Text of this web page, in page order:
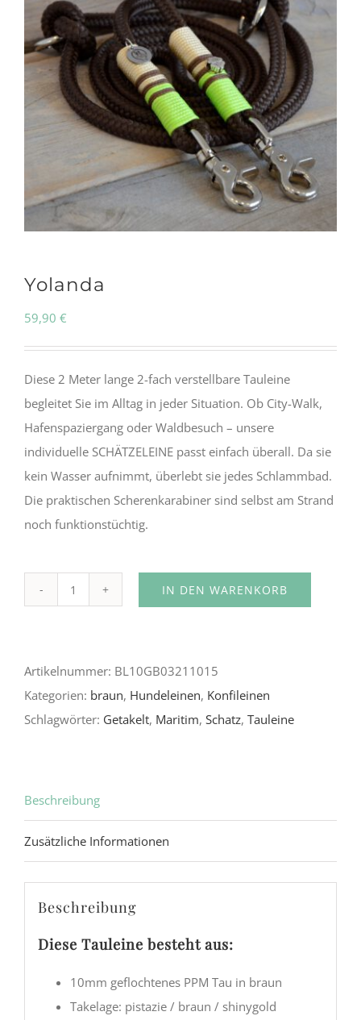
Yolanda
59,90 €
Diese 2 Meter lange 2-fach verstellbare Tauleine
begleitet Sie im Alltag in jeder Situation. Ob City-Walk,
Hafenspaziergang oder Waldbesuch – unsere
individuelle SCHÄTZELEINE passt einfach überall. Da sie
kein Wasser aufnimmt, überlebt sie jedes Schlammbad.
Die praktischen Scherenkarabiner sind selbst am Strand
noch funktionstüchtig.
IN DEN WARENKORB
Artikelnummer: BL10GB03211015
Kategorien: braun, Hundeleinen, Konfileinen
Schlagwörter: Getakelt, Maritim, Schatz, Tauleine
Beschreibung
Zusätzliche Informationen
Beschreibung
Diese Tauleine besteht aus:
10mm geflochtenes PPM Tau in braun
Takelage: pistazie / braun / shinygold